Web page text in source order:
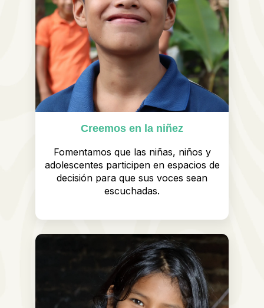
Creemos en la niñez
Fomentamos que las niñas, niños y
adolescentes participen en espacios de
decisión para que sus voces sean
escuchadas.